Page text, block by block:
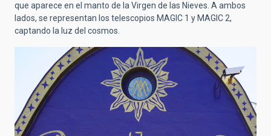
que aparece en el manto de la Virgen de las Nieves. A ambos
lados, se representan los telescopios MAGIC 1 y MAGIC 2,
captando la luz del cosmos.